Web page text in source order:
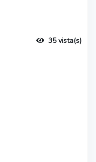
35 vista(s)